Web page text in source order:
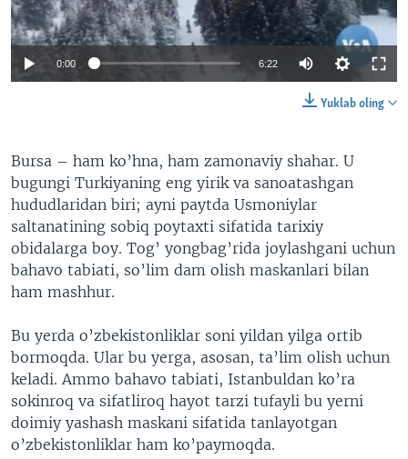
VIDEO
XABARLAR SURATLARDA
ODNOKLASSNIKI
TELEGRAM
TWITTER
0:00 6:22
Yuklab oling
Bursa – ham ko’hna, ham zamonaviy shahar. U
bugungi Turkiyaning eng yirik va sanoatashgan
hududlaridan biri; ayni paytda Usmoniylar
saltanatining sobiq poytaxti sifatida tarixiy
obidalarga boy. Tog’ yongbag’rida joylashgani uchun
bahavo tabiati, so’lim dam olish maskanlari bilan
ham mashhur.
Bu yerda o’zbekistonliklar soni yildan yilga ortib
bormoqda. Ular bu yerga, asosan, ta’lim olish uchun
keladi. Ammo bahavo tabiati, Istanbuldan ko’ra
sokinroq va sifatliroq hayot tarzi tufayli bu yerni
doimiy yashash maskani sifatida tanlayotgan
o’zbekistonliklar ham ko’paymoqda.